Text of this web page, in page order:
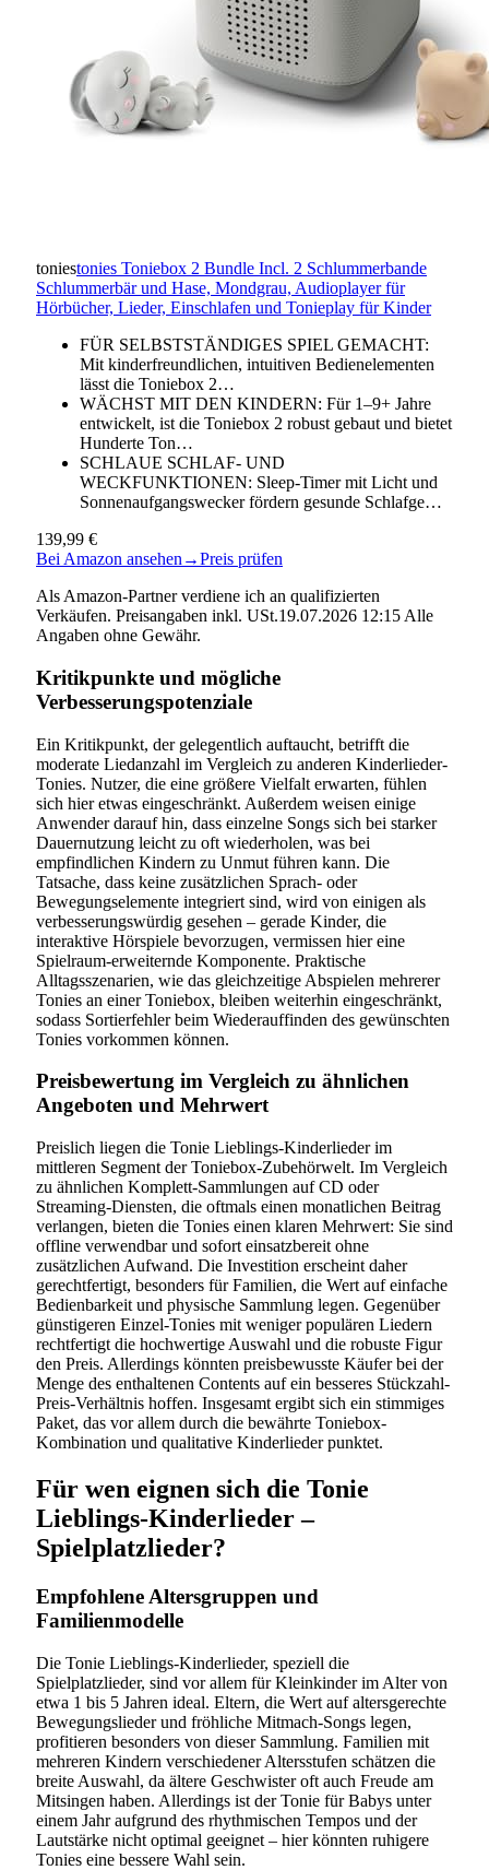
toniestonies Toniebox 2 Bundle Incl. 2 Schlummerbande
Schlummerbär und Hase, Mondgrau, Audioplayer für
Hörbücher, Lieder, Einschlafen und Tonieplay für Kinder
FÜR SELBSTSTÄNDIGES SPIEL GEMACHT:
Mit kinderfreundlichen, intuitiven Bedienelementen
lässt die Toniebox 2…
WÄCHST MIT DEN KINDERN: Für 1–9+ Jahre
entwickelt, ist die Toniebox 2 robust gebaut und bietet
Hunderte Ton…
SCHLAUE SCHLAF- UND
WECKFUNKTIONEN: Sleep-Timer mit Licht und
Sonnenaufgangswecker fördern gesunde Schlafge…
139,99 €
Bei Amazon ansehen →Preis prüfen
Als Amazon-Partner verdiene ich an qualifizierten
Verkäufen. Preisangaben inkl. USt.19.07.2026 12:15 Alle
Angaben ohne Gewähr.
Kritikpunkte und mögliche
Verbesserungspotenziale
Ein Kritikpunkt, der gelegentlich auftaucht, betrifft die
moderate Liedanzahl im Vergleich zu anderen Kinderlieder-
Tonies. Nutzer, die eine größere Vielfalt erwarten, fühlen
sich hier etwas eingeschränkt. Außerdem weisen einige
Anwender darauf hin, dass einzelne Songs sich bei starker
Dauernutzung leicht zu oft wiederholen, was bei
empfindlichen Kindern zu Unmut führen kann. Die
Tatsache, dass keine zusätzlichen Sprach- oder
Bewegungselemente integriert sind, wird von einigen als
verbesserungswürdig gesehen – gerade Kinder, die
interaktive Hörspiele bevorzugen, vermissen hier eine
Spielraum-erweiternde Komponente. Praktische
Alltagsszenarien, wie das gleichzeitige Abspielen mehrerer
Tonies an einer Toniebox, bleiben weiterhin eingeschränkt,
sodass Sortierfehler beim Wiederauffinden des gewünschten
Tonies vorkommen können.
Preisbewertung im Vergleich zu ähnlichen
Angeboten und Mehrwert
Preislich liegen die Tonie Lieblings-Kinderlieder im
mittleren Segment der Toniebox-Zubehörwelt. Im Vergleich
zu ähnlichen Komplett-Sammlungen auf CD oder
Streaming-Diensten, die oftmals einen monatlichen Beitrag
verlangen, bieten die Tonies einen klaren Mehrwert: Sie sind
offline verwendbar und sofort einsatzbereit ohne
zusätzlichen Aufwand. Die Investition erscheint daher
gerechtfertigt, besonders für Familien, die Wert auf einfache
Bedienbarkeit und physische Sammlung legen. Gegenüber
günstigeren Einzel-Tonies mit weniger populären Liedern
rechtfertigt die hochwertige Auswahl und die robuste Figur
den Preis. Allerdings könnten preisbewusste Käufer bei der
Menge des enthaltenen Contents auf ein besseres Stückzahl-
Preis-Verhältnis hoffen. Insgesamt ergibt sich ein stimmiges
Paket, das vor allem durch die bewährte Toniebox-
Kombination und qualitative Kinderlieder punktet.
Für wen eignen sich die Tonie
Lieblings-Kinderlieder –
Spielplatzlieder?
Empfohlene Altersgruppen und
Familienmodelle
Die Tonie Lieblings-Kinderlieder, speziell die
Spielplatzlieder, sind vor allem für Kleinkinder im Alter von
etwa 1 bis 5 Jahren ideal. Eltern, die Wert auf altersgerechte
Bewegungslieder und fröhliche Mitmach-Songs legen,
profitieren besonders von dieser Sammlung. Familien mit
mehreren Kindern verschiedener Altersstufen schätzen die
breite Auswahl, da ältere Geschwister oft auch Freude am
Mitsingen haben. Allerdings ist der Tonie für Babys unter
einem Jahr aufgrund des rhythmischen Tempos und der
Lautstärke nicht optimal geeignet – hier könnten ruhigere
Tonies eine bessere Wahl sein.